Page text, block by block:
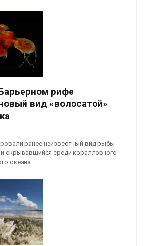
рифе
вид «волосатой»
ранее неизвестный вид рыбы-
скрывавшийся среди кораллов юго-
океана